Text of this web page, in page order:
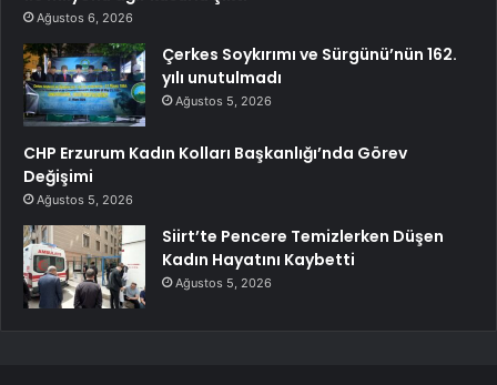
Ağustos 6, 2026
Çerkes Soykırımı ve Sürgünü’nün 162.
yılı unutulmadı
Ağustos 5, 2026
CHP Erzurum Kadın Kolları Başkanlığı’nda Görev
Değişimi
Ağustos 5, 2026
Siirt’te Pencere Temizlerken Düşen
Kadın Hayatını Kaybetti
Ağustos 5, 2026